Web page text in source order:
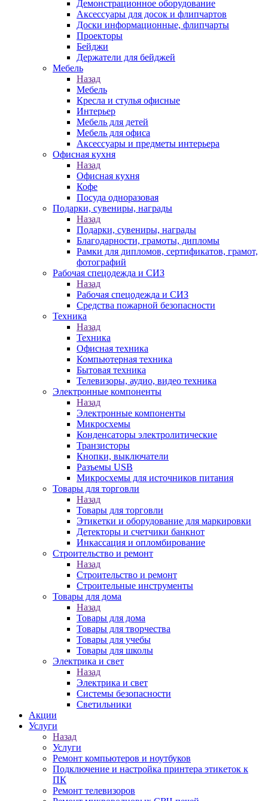
Демонстрационное оборудование
Аксессуары для досок и флипчартов
Доски информационные, флипчарты
Проекторы
Бейджи
Держатели для бейджей
Мебель
Назад
Мебель
Кресла и стулья офисные
Интерьер
Мебель для детей
Мебель для офиса
Аксессуары и предметы интерьера
Офисная кухня
Назад
Офисная кухня
Кофе
Посуда одноразовая
Подарки, сувениры, награды
Назад
Подарки, сувениры, награды
Благодарности, грамоты, дипломы
Рамки для дипломов, сертификатов, грамот,
фотографий
Рабочая спецодежда и СИЗ
Назад
Рабочая спецодежда и СИЗ
Средства пожарной безопасности
Техника
Назад
Техника
Офисная техника
Компьютерная техника
Бытовая техника
Телевизоры, аудио, видео техника
Электронные компоненты
Назад
Электронные компоненты
Микросхемы
Конденсаторы электролитические
Транзисторы
Кнопки, выключатели
Разъемы USB
Микросхемы для источников питания
Товары для торговли
Назад
Товары для торговли
Этикетки и оборудование для маркировки
Детекторы и счетчики банкнот
Инкассация и опломбирование
Строительство и ремонт
Назад
Строительство и ремонт
Строительные инструменты
Товары для дома
Назад
Товары для дома
Товары для творчества
Товары для учебы
Товары для школы
Электрика и свет
Назад
Электрика и свет
Системы безопасности
Светильники
Акции
Услуги
Назад
Услуги
Ремонт компьютеров и ноутбуков
Подключение и настройка принтера этикеток к
ПК
Ремонт телевизоров